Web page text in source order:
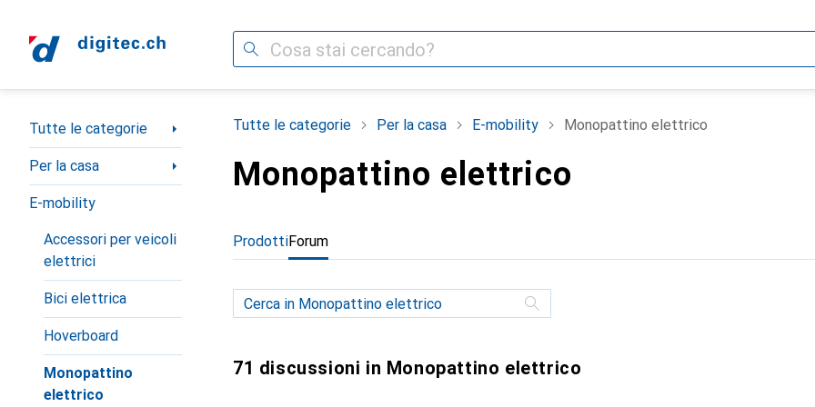
Cerca
Categoria Navigazione
Tutte le categorie
Per la casa
E-mobility
Accessori per veicoli
elettrici
Bici elettrica
Hoverboard
Monopattino
elettrico
Tutte le categorie Per la casa E-mobility Monopattino elettrico
Monopattino elettrico
ProdottiForum
71 discussioni in Monopattino elettrico